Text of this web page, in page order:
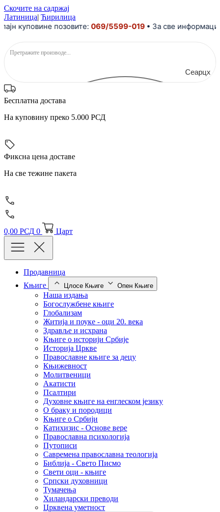
Скочите на садржај
Латиница| Ћирилица
позовите:069/5599-019• За све информације
Сеарцх
Бесплатна достава
На куповину преко 5.000 РСД
Фиксна цена доставе
На све тежине пакета
0,00 РСД 0 Царт
Продавница
Књиге
Цлосе Књиге Опен Књиге
Наша издања
Богослужбене књиге
Глобализам
Житија и поуке - оци 20. века
Здравље и исхрана
Књиге о историји Србије
Историја Цркве
Православне књиге за децу
Књижевност
Молитвеници
Акатисти
Псалтири
Духовне књиге на енглеском језику
О браку и породици
Књиге о Србији
Катихизис - Основе вере
Православна психологија
Путописи
Савремена православна теологија
Библија - Свето Писмо
Свети оци - књиге
Српски духовници
Тумачења
Хиландарски преводи
Црквена уметност